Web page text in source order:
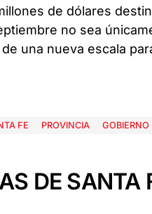
de dólares
no sea
una nueva escala
FE PROVINCIA GOBIERNO
DE SANTA